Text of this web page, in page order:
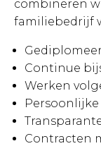
combineren
familiebedrijf
Continue
Werken
Contracten